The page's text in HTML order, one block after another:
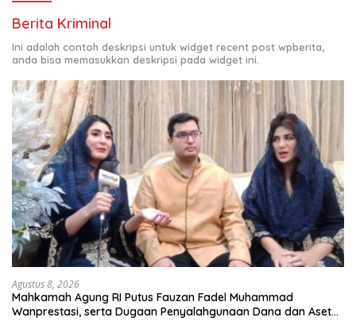
Berita Kriminal
Ini adalah contoh deskripsi untuk widget recent post wpberita,
anda bisa memasukkan deskripsi pada widget ini.
Agustus 8, 2026
Mahkamah Agung RI Putus Fauzan Fadel Muhammad
Wanprestasi, serta Dugaan Penyalahgunaan Dana dan Aset